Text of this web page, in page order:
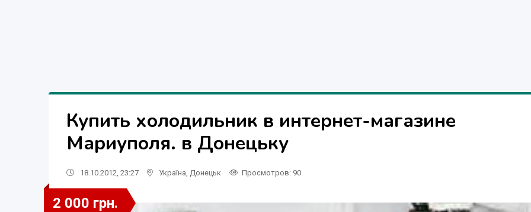
Купить холодильник в интернет-магазине
Мариуполя. в Донецьку
18.10.2012, 23:27 Україна Донецьк Просмотров: 90
2 000 грн.